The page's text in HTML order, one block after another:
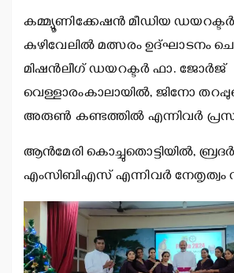
കമ്മ്യൂണിക്കേഷന്‍ മീഡിയ
കുഴിവേലില്‍ മത്സരം ഉദ്ഘാടനം
മിഷന്‍ലീഗ് ഡയറക്ടര്‍ ഫാ. ജോര്‍ജ്
വെള്ളാരംകാലായില്‍, ജിനോ
അരുണ്‍ കണ്ടത്തില്‍ എന്നിവര്‍
ആന്‍മേരി കൊച്ചുതൊട്ടിയില്‍,
എംസിബിഎസ് എന്നിവര്‍ നേതൃത്വം